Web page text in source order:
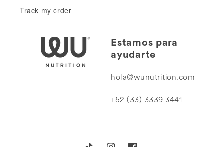
Track my order
Estamos para
ayudarte
hola@wunutrition.com
+52 (33) 3339 3441